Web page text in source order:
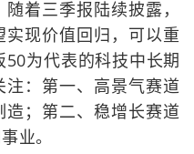
着三季报陆续披露，
现价值回归，可以重
为代表的科技中长期
：第一、高景气赛道
；第二、稳增长赛道
业。